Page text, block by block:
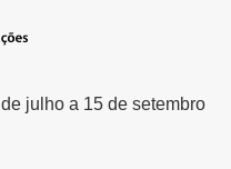
julho a 15 de setembro